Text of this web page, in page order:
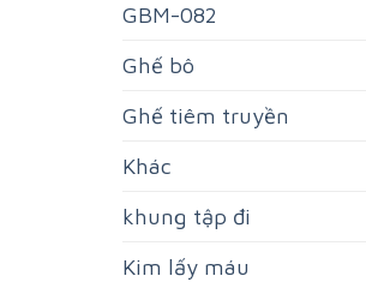
GBM-082
Ghế bô
Ghế tiêm truyền
Khác
khung tập đi
Kim lấy máu